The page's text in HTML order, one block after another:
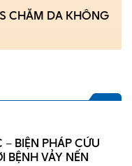
CHĂM DA KHÔNG
BIỆN PHÁP CỨU
BỆNH VẢY NẾN